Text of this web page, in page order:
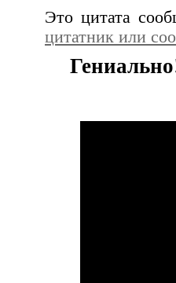
Это цитата
цитатник или